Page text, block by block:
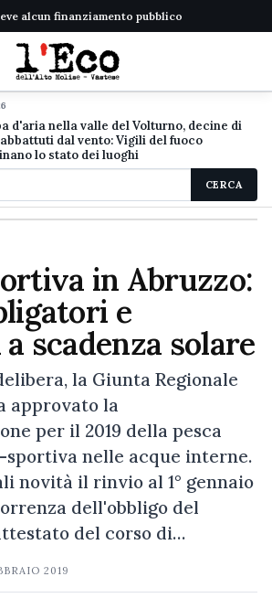
alcun finanziamento pubblico
d'aria nella valle del Volturno, decine di
dal vento: Vigili del fuoco
lo stato dei luoghi
CERCA
in Abruzzo:
e
scadenza solare
la Giunta Regionale
approvato la
per il 2019 della pesca
nelle acque interne.
novità il rinvio al 1° gennaio
dell'obbligo del
del corso di…
2019